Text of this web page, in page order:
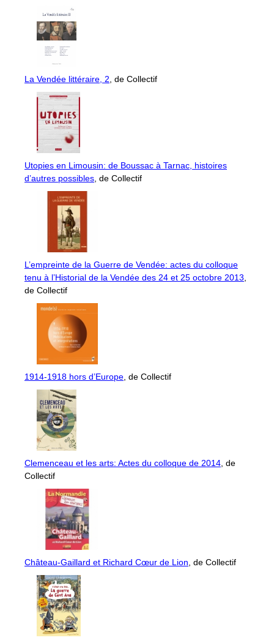
La Vendée littéraire, 2, de Collectif
Utopies en Limousin: de Boussac à Tarnac, histoires
d’autres possibles, de Collectif
L’empreinte de la Guerre de Vendée: actes du colloque
tenu à l’Historial de la Vendée des 24 et 25 octobre 2013,
de Collectif
1914-1918 hors d’Europe, de Collectif
Clemenceau et les arts: Actes du colloque de 2014, de
Collectif
Château-Gaillard et Richard Cœur de Lion, de Collectif